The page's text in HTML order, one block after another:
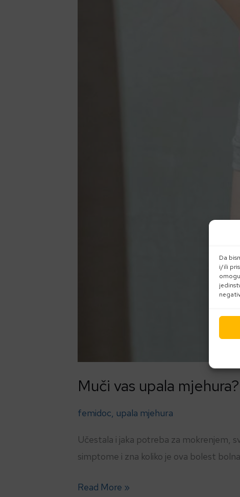
Da
i/ili
Muči vas upala mjehura?
femidoc, upala mjehura
Učestala i jaka potreba za mokrenjem,
simptome i zna koliko je ova bolest
Read More »